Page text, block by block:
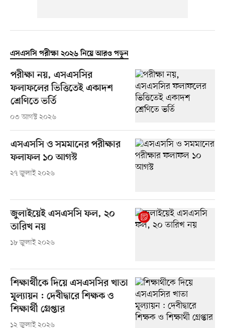
এসএসসি পরীক্ষা ২০২৬ নিয়ে আরও পড়ুন
পরীক্ষা নয়, এসএসসির
ফলাফলের ভিত্তিতেই একাদশ
শ্রেণিতে ভর্তি
০৩ আগস্ট ২০২৬
এসএসসি ও সমমানের পরীক্ষার
ফলাফল ১০ আগস্ট
২৭ জুলাই ২০২৬
জুলাইয়েই এসএসসি ফল, ২০
তারিখ নয়
১৮ জুলাই ২০২৬
শিক্ষার্থীকে দিয়ে এসএসসির খাতা
মূল্যায়ন : দেবীদ্বারে শিক্ষক ও
শিক্ষার্থী গ্রেপ্তার
১২ জুলাই ২০২৬